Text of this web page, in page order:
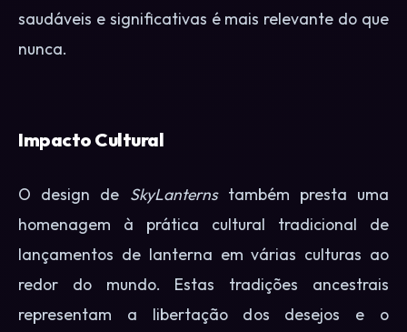
saudáveis e significativas é mais relevante do que
nunca.
Impacto Cultural
O design de SkyLanternstambém presta uma
homenagem à prática cultural tradicional de
lançamentos de lanterna em várias culturas ao
redor do mundo. Estas tradições ancestrais
representam a libertação dos desejos e o